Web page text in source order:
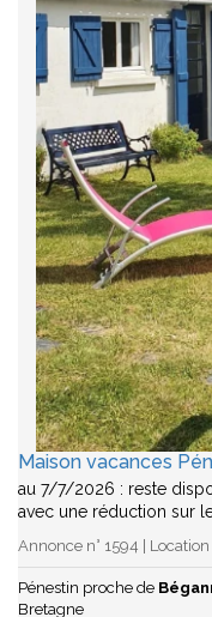
Maison vacances
au 7/7/2026 : reste
avec une réduction sur le
Annonce n° 1594 |
Pénestin proche de
Bretagne